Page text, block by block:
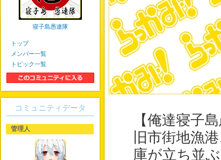
【俺達寝子
旧市街地漁
庫が立ち並
寝子島愚連隊
トップ
メンバー一覧
トピック一覧
コミュニティデータ
管理人